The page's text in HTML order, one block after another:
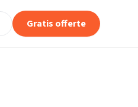
Gratis offerte